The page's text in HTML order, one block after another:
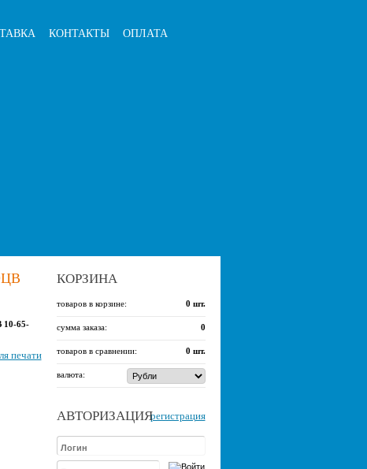
КОНТАКТЫ ОПЛАТА
КОРЗИНА
товаров в корзине: 0 шт.
сумма заказа: 0
товаров в сравнении: 0 шт.
валюта:
АВТОРИЗАЦИЯрегистрация
10-65-
печати